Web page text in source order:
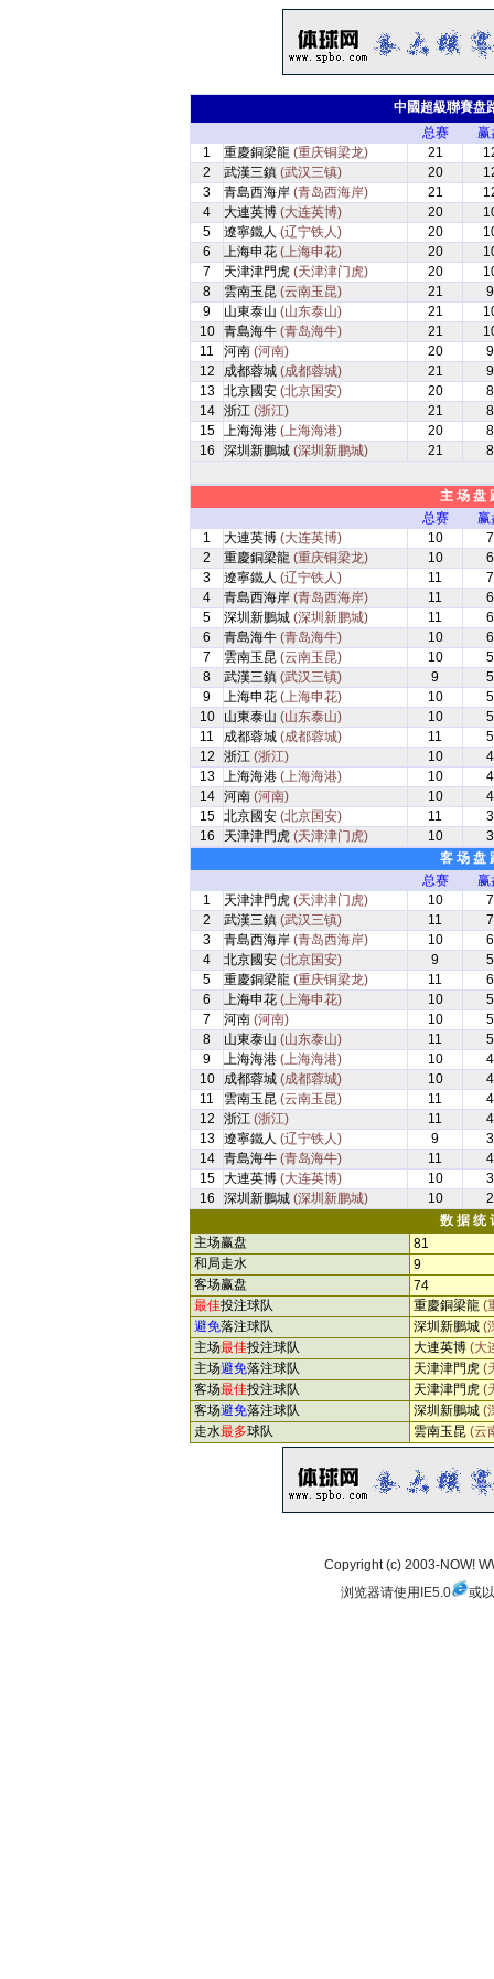
中國超級聯賽盘
总赛
赢
1
重慶銅梁龍 (重庆铜梁龙) 21
2
武漢三鎮 (武汉三镇) 20
3
青島西海岸 (青岛西海岸) 21
4
大連英博 (大连英博) 20
5
遼寧鐵人 (辽宁铁人) 20
6
上海申花 (上海申花) 20
7
天津津門虎 (天津津门虎) 20
8
雲南玉昆 (云南玉昆) 21
9
9
山東泰山 (山东泰山) 21
10
青島海牛 (青岛海牛) 21
11
河南 (河南) 20
9
12
成都蓉城 (成都蓉城) 21
9
13
北京國安 (北京国安) 20
8
14
浙江 (浙江) 21
8
15
上海海港 (上海海港) 20
8
16
深圳新鵬城 (深圳新鹏城) 21 8
主 场 盘
总赛
赢
1
大連英博 (大连英博) 10
7
2
重慶銅梁龍 (重庆铜梁龙) 10
6
3
遼寧鐵人 (辽宁铁人) 11
7
4
青島西海岸 (青岛西海岸) 11
6
5
深圳新鵬城 (深圳新鹏城) 11
6
6
青島海牛 (青岛海牛) 10
6
7
雲南玉昆 (云南玉昆) 10
5
8
武漢三鎮 (武汉三镇) 9
5
9
上海申花 (上海申花) 10
5
10
山東泰山 (山东泰山) 10
5
11
成都蓉城 (成都蓉城) 11
5
12
浙江 (浙江) 10
4
13
上海海港 (上海海港) 10
4
14
河南 (河南) 10
4
15
北京國安 (北京国安) 11
3
16
天津津門虎 (天津津门虎) 10
3
客 场 盘
总赛
赢
1
天津津門虎 (天津津门虎) 10
7
2
武漢三鎮 (武汉三镇) 11
7
3
青島西海岸 (青岛西海岸) 10
6
4
北京國安 (北京国安) 9
5
5
重慶銅梁龍 (重庆铜梁龙) 11
6
6
上海申花 (上海申花) 10
5
7
河南 (河南) 10
5
8
山東泰山 (山东泰山) 11
5
9
上海海港 (上海海港) 10
4
10
成都蓉城 (成都蓉城) 10
4
11
雲南玉昆 (云南玉昆) 11
4
12
浙江 (浙江) 11
4
13
遼寧鐵人 (辽宁铁人) 9
3
14
青島海牛 (青岛海牛) 11
4
15
大連英博 (大连英博) 10
3
16
深圳新鵬城 (深圳新鹏城) 10
2
数 据 统
主场赢盘
81
和局走水
9
客场赢盘
74
最佳投注球队 重慶銅梁龍 (
避免落注球队 深圳新鵬城 (
主场最佳投注球队 大連英博 (大
主场避免落注球队 天津津門虎 (
客场最佳投注球队 天津津門虎 (
客场避免落注球队 深圳新鵬城 (
走水最多球队 雲南玉昆 (云
Copyright (c) 2003-NOW!
浏览器请使用 IE5.0 或